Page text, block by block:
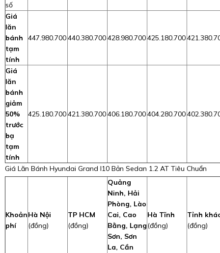
số
Giá
lăn
bánh
tạm
tính
447.980.700440.380.700428.980.700425.180.700
Giá
lăn
bánh
giảm
50%
trước
bạ
tạm
tính
425.180.700421.380.700406.180.700404.280.700
Giá Lăn Bánh Hyundai Grand I10 Bản Sedan 1.2 AT Tiêu Chuẩn
Khoản
phí
Hà Nội
(đồng)
TP HCM
(đồng)
Quảng
Ninh, Hải
Phòng, Lào
Cai, Cao
Bằng, Lạng
Sơn, Sơn
La, Cần
Hà Tĩnh
(đồng)
Tỉnh
(đồng)